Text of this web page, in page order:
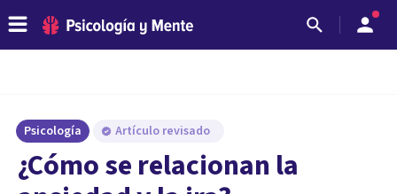
Psicología Artículo revisado
¿Cómo se relacionan la